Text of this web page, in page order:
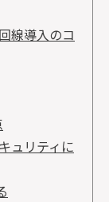
線導入のコ
ュリティに